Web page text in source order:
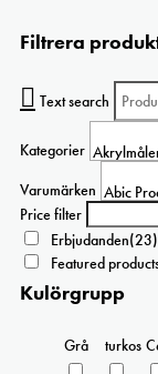
har
varianter.
De
väljas
på
Filtrera
Text search
Kategorier
Varumärken
Price filter
Erbjudanden(23)
Featured
Kulörgrupp
Grå turkos